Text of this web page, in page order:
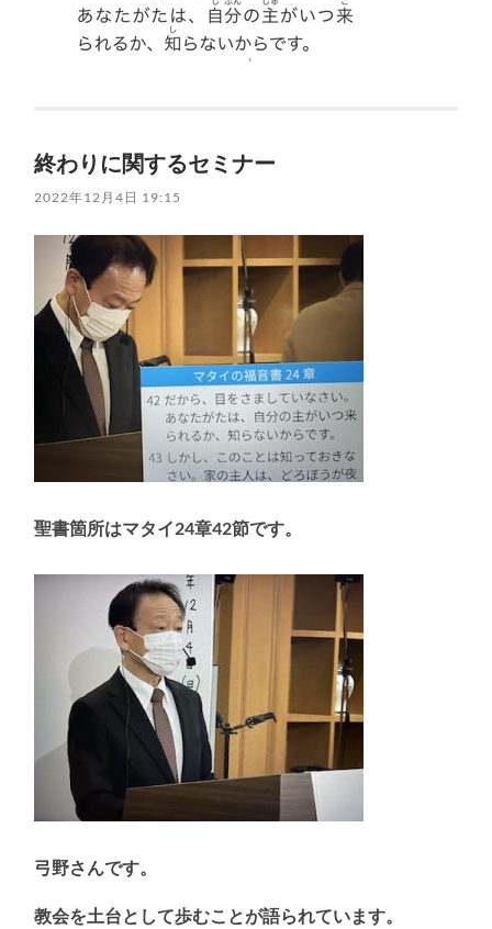
終わりに関するセミナー
2022年12月4日 19:15
聖書箇所はマタイ24章42節です。
弓野さんです。
教会を土台として歩むことが語られています。